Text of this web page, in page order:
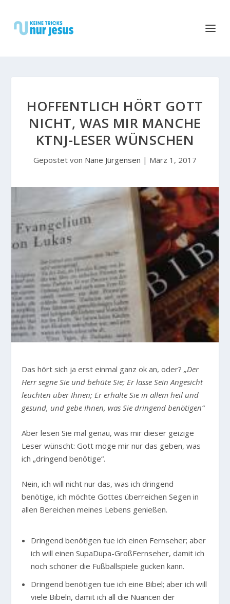
HOFFENTLICH HÖRT GOTT
NICHT, WAS MIR MANCHE
KTNJ-LESER WÜNSCHEN
Gepostet von Nane Jürgensen | März 1, 2017
Das hört sich ja erst einmal ganz ok an, oder?„Der
Herr segne Sie und behüte Sie; Er lasse Sein Angesicht
leuchten über Ihnen; Er erhalte Sie in allem heil und
gesund, und gebe Ihnen, was Sie dringend benötigen“
Aber lesen Sie mal genau, was mir dieser geizige
Leser wünscht: Gott möge mir nur das geben, was
ich „dringend benötige“.
Nein, ich will nicht nur das, was ich dringend
benötige, ich möchte Gottes überreichen Segen in
allen Bereichen meines Lebens genießen.
Dringend benötigen tue ich einen Fernseher; aber
ich will einen SupaDupa-GroßFernseher, damit ich
noch schöner die Fußballspiele gucken kann.
Dringend benötigen tue ich eine Bibel; aber ich will
viele Bibeln, damit ich all die Nuancen der